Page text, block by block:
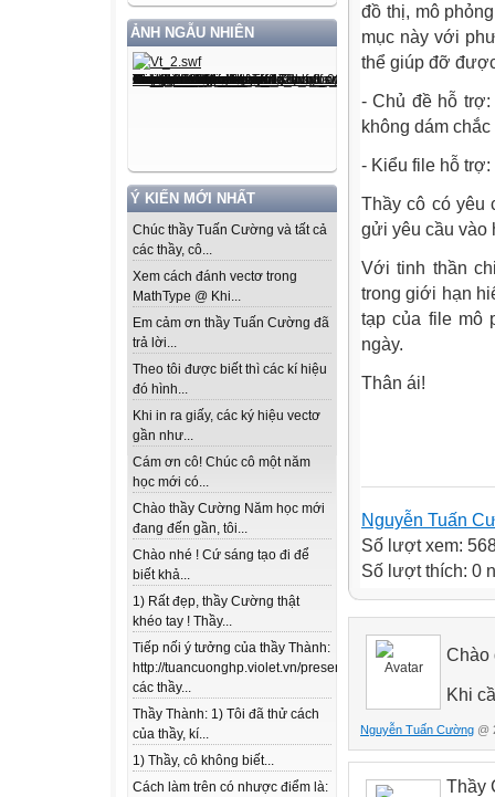
ẢNH NGẪU NHIÊN
Ý KIẾN MỚI NHẤT
Chúc thầy Tuấn Cường và tất cả
các thầy, cô...
Xem cách đánh vectơ trong
MathType @ Khi...
Em cảm ơn thầy Tuấn Cường đã
trả lời...
Theo tôi được biết thì các kí hiệu
đó hình...
Khi in ra giấy, các ký hiệu vectơ
gần như...
Cám ơn cô! Chúc cô một năm
học mới có...
Chào thầy Cường Năm học mới
đang đến gần, tôi...
Chào nhé ! Cứ sáng tạo đi để
biết khả...
1) Rất đẹp, thầy Cường thật
khéo tay ! Thầy...
Tiếp nối ý tưởng của thầy Thành:
http://tuancuonghp.violet.vn/present/show/entry_id/
các thầy...
Thầy Thành: 1) Tôi đã thử cách
của thầy, kí...
1) Thầy, cô không biết...
Cách làm trên có nhược điểm là:
đồ thị, mô
mục này với
thể giúp đỡ
- Chủ đề hỗ trợ:
không dám chắc
- Kiểu file hỗ trợ:
Thầy cô có yêu
gửi yêu cầu vào
Với tinh thần
trong giới hạn
tạp của file mô
ngày.
Thân ái!
Nguyễn Tuấn
Số lượt xem:
Số lượt thích: 0
Chào
Khi
Nguyễn Tuấn Cường @
Thầy